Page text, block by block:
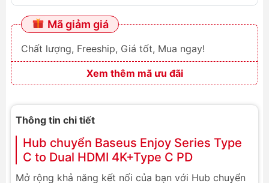
Mã giảm giá
Chất lượng, Freeship, Giá tốt, Mua ngay!
Xem thêm mã ưu đãi
Thông tin chi tiết
Hub chuyển Baseus Enjoy Series Type
C to Dual HDMI 4K+Type C PD
Mở rộng khả năng kết nối của bạn với Hub chuyển